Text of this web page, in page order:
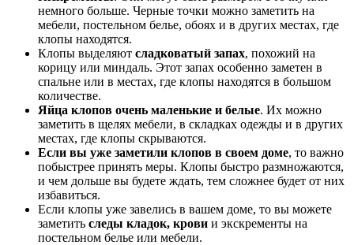
немного больше. Черные точки можно заметить на
мебели, постельном белье, обоях и в других местах, где
клопы находятся.
Клопы выделяют сладковатый запах, похожий на
корицу или миндаль. Этот запах особенно заметен в
спальне или в местах, где клопы находятся в большом
количестве.
Яйца клопов очень маленькие и белые. Их можно
заметить в щелях мебели, в складках одежды и в других
местах, где клопы скрываются.
Если вы уже заметили клопов в своем доме, то важно
побыстрее принять меры. Клопы быстро размножаются,
и чем дольше вы будете ждать, тем сложнее будет от них
избавиться.
Если клопы уже завелись в вашем доме, то вы можете
заметить следы кладок, крови и экскременты на
постельном белье или мебели.